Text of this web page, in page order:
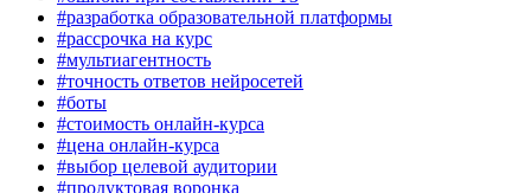
#разработка образовательной платформы
#рассрочка на курс
#мультиагентность
#точность ответов нейросетей
#боты
#стоимость онлайн-курса
#цена онлайн-курса
#выбор целевой аудитории
#продуктовая воронка